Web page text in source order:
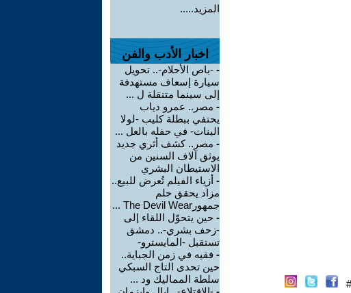
المزيد.....
اخبار الأدب والفن
- -باص الأحلام-.. تحويل
سيارة إسعاف مستهدفة
إلى سينما متنقلة ل ...
- مصر.. عمرو دياب
يحتفي ببطلة كليب -لولا
البنات- في حفله بالعل ...
- مصر.. كشف أثري جديد
يوثق آلاف السنين من
الاستيطان البشري
- أزياء الفيلم تُعرض للبيع..
مزاد يحقق حلم
جمهورThe Devil Wear ...
- حين يتحوّل اللقاء إلى
-زحف بشري-.. دمشق
تستقبل -المايسترو-
- فقيه في زمن الجباية..
حين تحدى التاج السبكي
سلطة المماليك ود ...